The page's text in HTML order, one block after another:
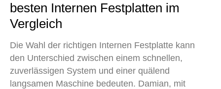
besten Internen Festplatten im
Vergleich
Die Wahl der richtigen Internen Festplatte kann
den Unterschied zwischen einem schnellen,
zuverlässigen System und einer quälend
langsamen Maschine bedeuten. Damian, mit